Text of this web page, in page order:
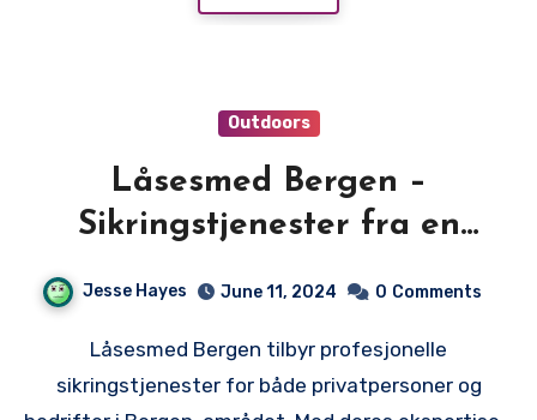
Outdoors
Låsesmed Bergen –
Sikringstjenester fra en
Jesse Hayes June 11, 2024 0 Comments
Låsesmed Bergen tilbyr profesjonelle
sikringstjenester for både privatpersoner og